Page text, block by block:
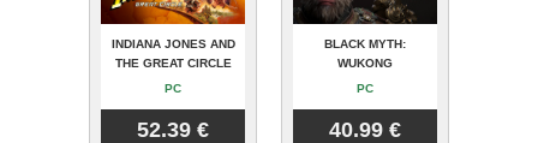
INDIANA JONES AND
THE GREAT CIRCLE
PC
52.39 €
BLACK MYTH:
WUKONG
PC
40.99 €